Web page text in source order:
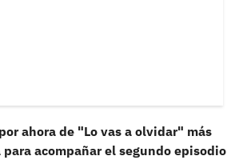
ahora de "Lo vas a olvidar" más
acompañar el segundo episodio